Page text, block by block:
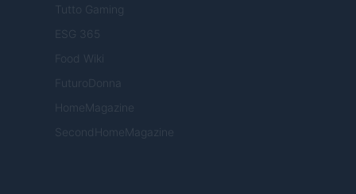
Tutto Gaming
ESG 365
Food Wiki
FuturoDonna
HomeMagazine
SecondHomeMagazine